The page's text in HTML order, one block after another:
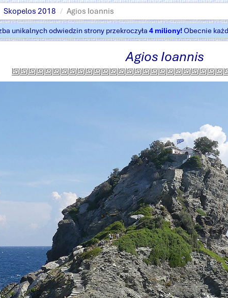
Skopelos 2018 Agios Ioannis
unikalnych odwiedzin strony przekroczyła 4 miliony!Obecnie
Agios Ioannis